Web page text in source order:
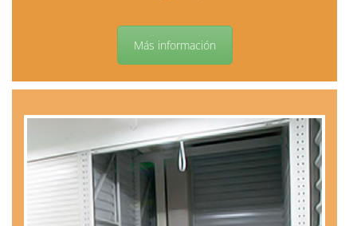
Más información